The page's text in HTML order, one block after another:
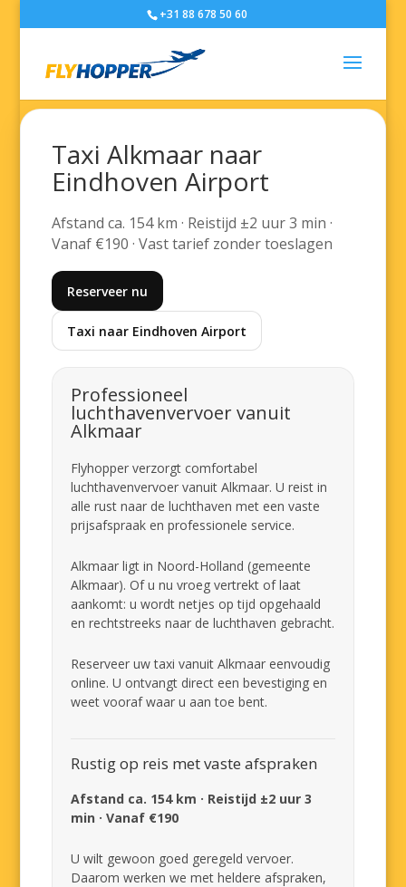
+31 88 678 50 60
Taxi Alkmaar naar
Eindhoven Airport
Afstand ca. 154 km · Reistijd ±2 uur 3 min ·
Vanaf €190 · Vast tarief zonder toeslagen
Reserveer nu
Taxi naar Eindhoven Airport
Professioneel
luchthavenvervoer vanuit
Alkmaar
Flyhopper verzorgt comfortabel
luchthavenvervoer vanuit Alkmaar. U reist in
alle rust naar de luchthaven met een vaste
prijsafspraak en professionele service.
Alkmaar ligt in Noord-Holland (gemeente
Alkmaar). Of u nu vroeg vertrekt of laat
aankomt: u wordt netjes op tijd opgehaald
en rechtstreeks naar de luchthaven gebracht.
Reserveer uw taxi vanuit Alkmaar eenvoudig
online. U ontvangt direct een bevestiging en
weet vooraf waar u aan toe bent.
Rustig op reis met vaste afspraken
Afstand ca. 154 km · Reistijd ±2 uur 3
min · Vanaf €190
U wilt gewoon goed geregeld vervoer.
Daarom werken we met heldere afspraken,